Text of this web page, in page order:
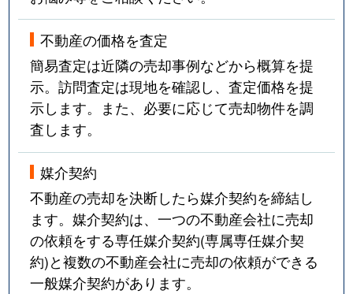
不動産の価格を査定
簡易査定は近隣の売却事例などから概算を提
示。訪問査定は現地を確認し、査定価格を提
示します。また、必要に応じて売却物件を調
査します。
媒介契約
不動産の売却を決断したら媒介契約を締結し
ます。媒介契約は、一つの不動産会社に売却
の依頼をする専任媒介契約(専属専任媒介契
約)と複数の不動産会社に売却の依頼ができる
一般媒介契約があります。